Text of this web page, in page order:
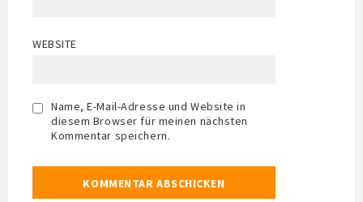
WEBSITE
Name, E-Mail-Adresse und Website in
diesem Browser für meinen nächsten
Kommentar speichern.